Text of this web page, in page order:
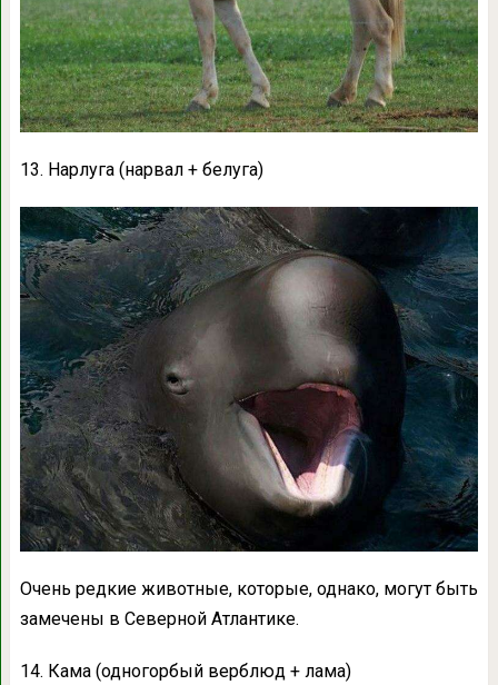
13. Нарлуга (нарвал + белуга)
Очень редкие животные, которые, однако, могут быть
замечены в Северной Атлантике.
14. Кама (одногорбый верблюд + лама)